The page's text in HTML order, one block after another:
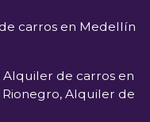
carros en Medellín
Alquiler de carros en
Alquiler de